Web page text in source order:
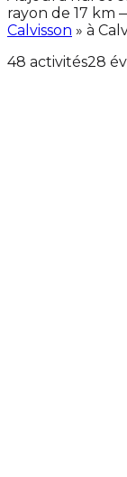
rayon de 17 km
Calvisson » à
48 activités28